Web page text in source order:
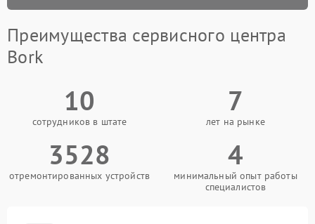
Преимущества сервисного центра
Bork
10
сотрудников в штате
7
лет на рынке
3528
отремонтированных устройств
4
минимальный опыт работы
специалистов